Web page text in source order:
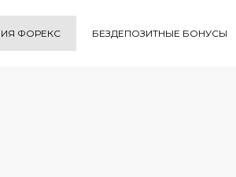
ФОРЕКС БЕЗДЕПОЗИТНЫЕ БОНУСЫ